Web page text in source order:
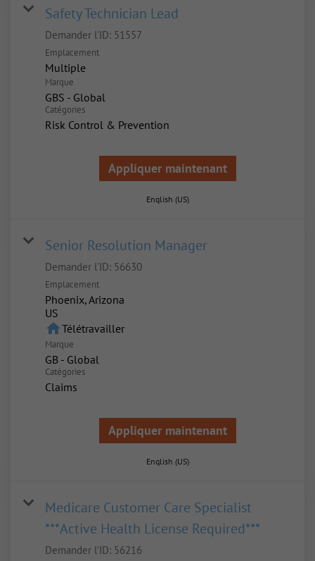
Safety Technician Lead
Demander l'ID: 51557
Emplacement
Multiple
Marque
GBS - Global
Catégories
Risk Control & Prevention
Appliquer maintenant
English (US)
Senior Resolution Manager
Demander l'ID: 56630
Emplacement
Phoenix, Arizona
homeTélétravailler
Marque
GB - Global
Catégories
Claims
Appliquer maintenant
English (US)
Medicare Customer Care Specialist
***Active Health License Required***
Demander l'ID: 56216